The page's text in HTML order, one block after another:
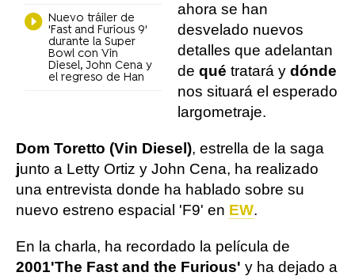
Nuevo tráiler de
'Fast and Furious 9'
durante la Super
Bowl con Vin
Diesel, John Cena y
el regreso de Han
ahora se han
desvelado nuevos
detalles que adelantan
de qué tratará y dónde
nos situará el esperado
largometraje.
Dom Toretto (Vin Diesel), estrella de la saga
junto a Letty Ortiz y John Cena, ha realizado
una entrevista donde ha hablado sobre su
nuevo estreno espacial 'F9' en EW.
En la charla, ha recordado la película de
2001'The Fast and the Furious' y ha dejado a